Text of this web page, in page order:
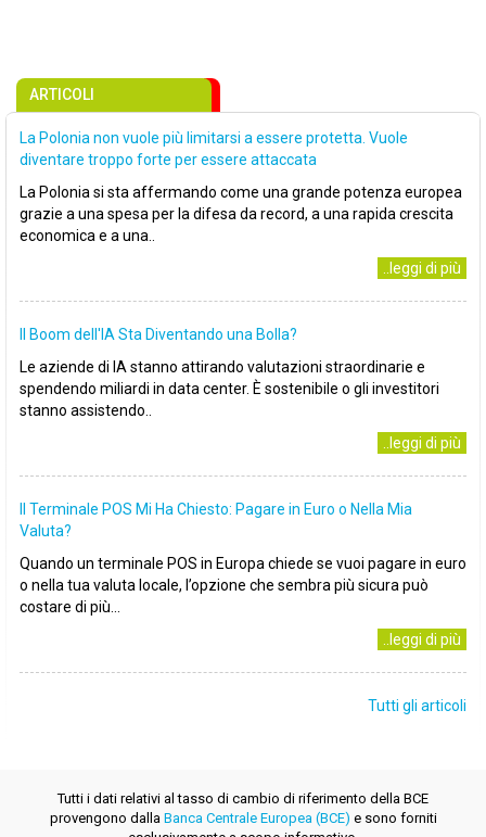
ARTICOLI
La Polonia non vuole più limitarsi a essere protetta. Vuole
diventare troppo forte per essere attaccata
La Polonia si sta affermando come una grande potenza europea
grazie a una spesa per la difesa da record, a una rapida crescita
economica e a una..
..leggi di più
Il Boom dell'IA Sta Diventando una Bolla?
Le aziende di IA stanno attirando valutazioni straordinarie e
spendendo miliardi in data center. È sostenibile o gli investitori
stanno assistendo..
..leggi di più
Il Terminale POS Mi Ha Chiesto: Pagare in Euro o Nella Mia
Valuta?
Quando un terminale POS in Europa chiede se vuoi pagare in euro
o nella tua valuta locale, l’opzione che sembra più sicura può
costare di più...
..leggi di più
Tutti gli articoli
Tutti i dati relativi al tasso di cambio di riferimento della BCE
provengono dalla Banca Centrale Europea (BCE) e sono forniti